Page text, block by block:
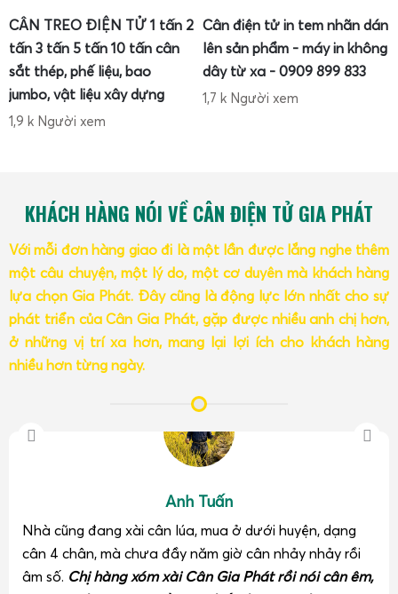
CÂN TREO ĐIỆN TỬ 1 tấn 2
tấn 3 tấn 5 tấn 10 tấn cân
sắt thép, phế liệu, bao
jumbo, vật liệu xây dựng
1,9 k Người xem
Cân điện tử in tem nhãn dán
lên sản phẩm - máy in không
dây từ xa - 0909 899 833
1,7 k Người xem
KHÁCH HÀNG NÓI VỀ CÂN ĐIỆN TỬ GIA PHÁT
Với mỗi đơn hàng giao đi là một lần được lắng nghe thêm
một câu chuyện, một lý do, một cơ duyên mà khách hàng
lựa chọn Gia Phát. Đây cũng là động lực lớn nhất cho sự
phát triển của Cân Gia Phát, gặp được nhiều anh chị hơn,
ở những vị trí xa hơn, mang lại lợi ích cho khách hàng
nhiều hơn từng ngày.
Anh Tuấn
Nhà cũng đang xài cân lúa, mua ở dưới huyện, dạng
cân 4 chân, mà chưa đầy năm giờ cân nhảy nhảy rồi
âm số. Chị hàng xóm xài Cân Gia Phát rồi nói cân êm,